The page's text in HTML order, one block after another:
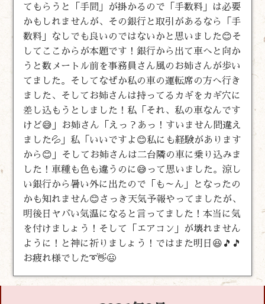
てもらうと「手間」が掛かるので「手数料」は必要
かもしれませんが、その銀行と取引があるなら「手
数料」なしでも良いのではないかと思いました😊そ
してここからが本題です！銀行から出て車へと向か
うと数メートル前を事務員さん風のお姉さんが歩い
てました。そしてなぜか私の車の運転席の方へ行き
ました、そしてお姉さんは持ってるカギをカギ穴に
差し込もうとしました！私「それ、私の車なんです
けど😅」お姉さん「えっ？あっ！すいません間違え
ました💦」私「いいですよ😊私にも経験があります
から😊」そしてお姉さんは二台隣の車に乗り込みま
した！車種も色も違うのに😅って思いました。涼し
い銀行から暑い外に出たので「も～ん」となったの
かも知れません😊さっき天気予報やってましたが、
明後日ヤバい気温になると言ってました！本当に気
を付けましょう！そして「エアコン」が壊れません
ように！と神に祈りましょう！ではまた明日😆🎵🎵
お疲れ様でした➰👋😃